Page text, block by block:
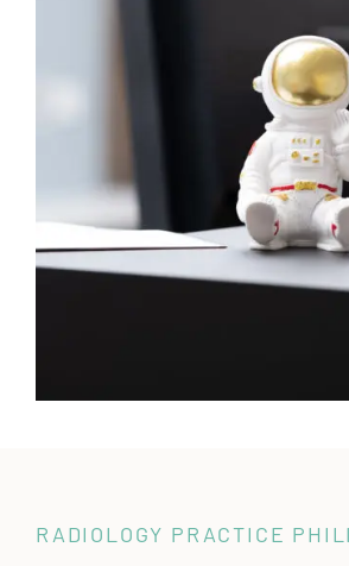
RADIOLOGY PRACTICE